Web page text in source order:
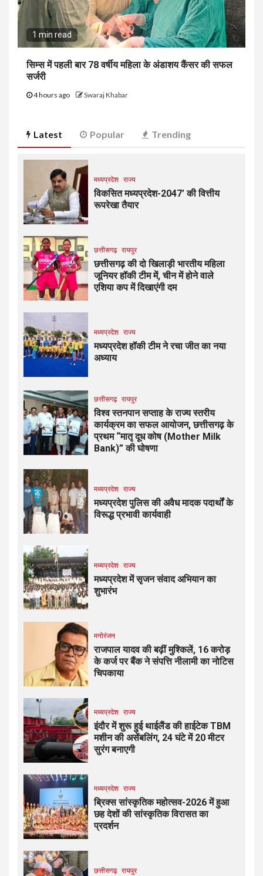
1 min read
सिम्स में पहली बार 78 वर्षीय महिला के अंडाशय कैंसर की सफल
सर्जरी
4 hours ago Swaraj Khabar
Latest Popular Trending
मध्यप्रदेश राज्य
विकसित मध्यप्रदेश-2047’ की वित्तीय
रूपरेखा तैयार
छत्तीसगढ़ रायपुर
छत्तीसगढ़ की दो खिलाड़ी भारतीय महिला
जूनियर हॉकी टीम में, चीन में होने वाले
एशिया कप में दिखाएंगी दम
मध्यप्रदेश राज्य
मध्यप्रदेश हॉकी टीम ने रचा जीत का नया
अध्याय
छत्तीसगढ़ रायपुर
विश्व स्तनपान सप्ताह के राज्य स्तरीय
कार्यक्रम का सफल आयोजन, छत्तीसगढ़ के
प्रथम “मातृ दूध कोष (Mother Milk
Bank)” की घोषणा
मध्यप्रदेश राज्य
मध्यप्रदेश पुलिस की अवैध मादक पदार्थों के
विरूद्ध प्रभावी कार्यवाही
मध्यप्रदेश राज्य
मध्यप्रदेश में सृजन संवाद अभियान का
शुभारंभ
मनोरंजन
राजपाल यादव की बढ़ीं मुश्किलें, ₹16 करोड़
के कर्ज पर बैंक ने संपत्ति नीलामी का नोटिस
चिपकाया
मध्यप्रदेश राज्य
इंदौर में शुरू हुई थाईलैंड की हाईटेक TBM
मशीन की असेंबलिंग, 24 घंटे में 20 मीटर
सुरंग बनाएगी
मध्यप्रदेश राज्य
ब्रिक्स सांस्कृतिक महोत्सव-2026 में हुआ
छह देशों की सांस्कृतिक विरासत का
प्रदर्शन
छत्तीसगढ़ रायपुर